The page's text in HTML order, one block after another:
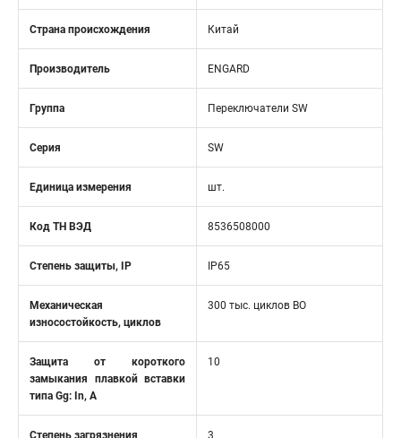
Страна происхождения Китай
Производитель ENGARD
Группа Переключатели SW
Серия SW
Единица измерения шт.
Код ТН ВЭД 8536508000
Степень защиты, IP IP65
Механическая
износостойкость, циклов
300 тыс. циклов ВО
Защита от короткого
замыкания плавкой вставки
типа Gg: In, A
10
Степень загрязнения 3